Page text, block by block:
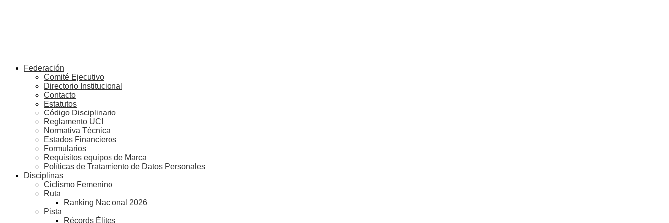
Federación
Comité Ejecutivo
Directorio Institucional
Contacto
Estatutos
Código Disciplinario
Reglamento UCI
Normativa Técnica
Estados Financieros
Formularios
Requisitos equipos de Marca
Políticas de Tratamiento de Datos Personales
Disciplinas
Ciclismo Femenino
Ruta
Ranking Nacional 2026
Pista
Récords Élites